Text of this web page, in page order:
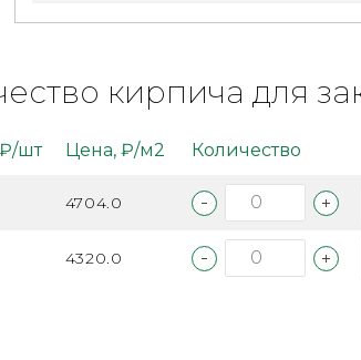
кирпича для
шт Цена, ₽/м2 Количество
4704.0
4320.0